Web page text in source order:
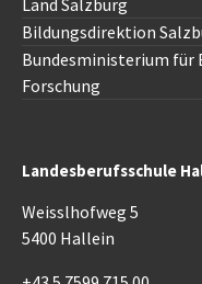
Bildungsdirektion
Bundesministerium für
Forschung
Landesberufsschule
Weisslhofweg 5
5400 Hallein